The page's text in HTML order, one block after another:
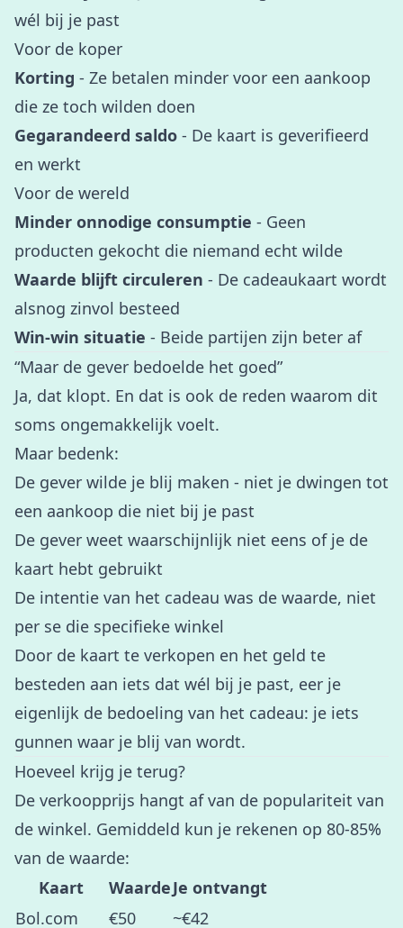
wél bij je past
Voor de koper
Korting - Ze betalen minder voor een aankoop
die ze toch wilden doen
Gegarandeerd saldo - De kaart is geverifieerd
en werkt
Voor de wereld
Minder onnodige consumptie - Geen
producten gekocht die niemand echt wilde
Waarde blijft circuleren - De cadeaukaart wordt
alsnog zinvol besteed
Win-win situatie - Beide partijen zijn beter af
“Maar de gever bedoelde het goed”
Ja, dat klopt. En dat is ook de reden waarom dit
soms ongemakkelijk voelt.
Maar bedenk:
De gever wilde je blij maken - niet je dwingen tot
een aankoop die niet bij je past
De gever weet waarschijnlijk niet eens of je de
kaart hebt gebruikt
De intentie van het cadeau was de waarde, niet
per se die specifieke winkel
Door de kaart te verkopen en het geld te
besteden aan iets dat wél bij je past, eer je
eigenlijk de bedoeling van het cadeau: je iets
gunnen waar je blij van wordt.
Hoeveel krijg je terug?
De verkoopprijs hangt af van de populariteit van
de winkel. Gemiddeld kun je rekenen op 80-85%
van de waarde:
Kaart
WaardeJe ontvangt
Bol.com
€50 ~€42